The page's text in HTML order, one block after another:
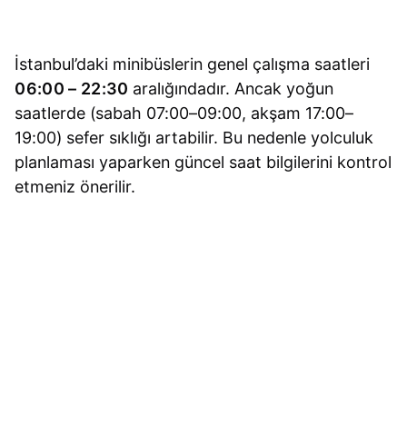
İstanbul’daki minibüslerin genel çalışma saatleri
06:00 – 22:30 aralığındadır. Ancak yoğun
saatlerde (sabah 07:00–09:00, akşam 17:00–
19:00) sefer sıklığı artabilir. Bu nedenle yolculuk
planlaması yaparken güncel saat bilgilerini kontrol
etmeniz önerilir.